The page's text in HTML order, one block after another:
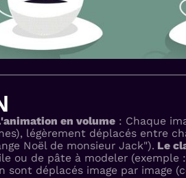
en volume : Chaque
légèrement déplacés entre
Noël de monsieur Jack"). Le
ou de pâte à modeler (exemple
déplacés image par image